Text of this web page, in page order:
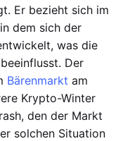
Er bezieht sich im
dem sich der
was die
Der
Bärenmarkt am
Krypto-Winter
den der Markt
solchen Situation